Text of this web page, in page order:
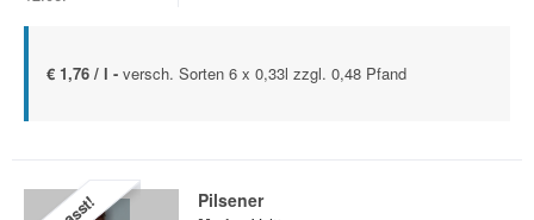
€ 1,76 / l - versch. Sorten 6 x 0,33l zzgl. 0,48 Pfand
Pilsener